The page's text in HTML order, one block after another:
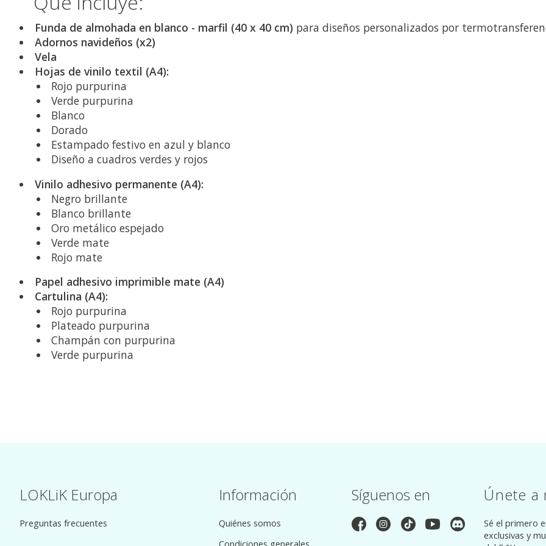
Funda de almohada en blanco - marfil (40 x 40 cm) para diseños personalizados por
Adornos navideños (x2)
Vela
Hojas de vinilo textil (A4):
Rojo purpurina
Verde purpurina
Blanco
Dorado
Estampado festivo en azul y blanco
Diseño a cuadros verdes y rojos
Vinilo adhesivo permanente (A4):
Negro brillante
Blanco brillante
Oro metálico espejado
Verde mate
Rojo mate
Papel adhesivo imprimible mate (A4)
Cartulina (A4):
Rojo purpurina
Plateado purpurina
Champán con purpurina
Verde purpurina
LOKLiK Europa
Preguntas frecuentes
Información
Quiénes somos
Síguenos en Únete a
Sé el primero
exclusivas y